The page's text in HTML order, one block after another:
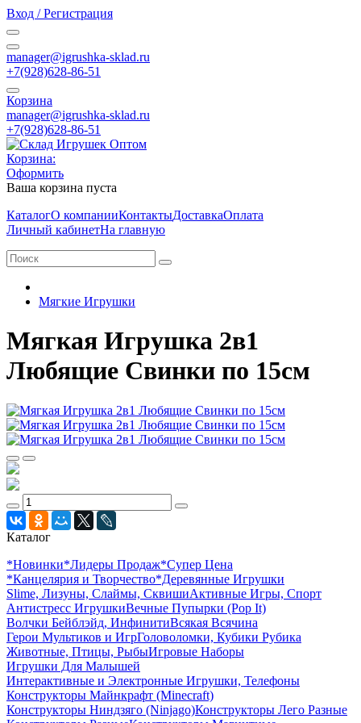
Вход / Регистрация
manager@igrushka-sklad.ru
+7(928)628-86-51
Корзина
manager@igrushka-sklad.ru
+7(928)628-86-51
Корзина:
Оформить
Ваша корзина пуста
КаталогО компанииКонтактыДоставкаОплата
Личный кабинетНа главную
Мягкие Игрушки
Мягкая Игрушка 2в1
Любящие Свинки по 15см
Каталог
*Новинки*Лидеры Продаж*Супер Цена
*Канцелярия и Творчество*Деревянные Игрушки
Slime, Лизуны, Слаймы, СквишиАктивные Игры, Спорт
Антистресс ИгрушкиВечные Пупырки (Pop It)
Волчки Бейблэйд, ИнфинитиВсякая Всячина
Герои Мультиков и ИгрГоловоломки, Кубики Рубика
Животные, Птицы, РыбыИгровые Наборы
Игрушки Для Малышей
Интерактивные и Электронные Игрушки, Телефоны
Конструкторы Майнкрафт (Minecraft)
Конструкторы Ниндзяго (Ninjago)Конструкторы Лего Разные